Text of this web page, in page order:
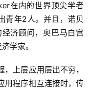
在内的世界顶尖学者
青年2人。并且，诺贝
济顾问，奥巴马白宫
学家。
上层应用层出不穷，
用程序相互连接时，传